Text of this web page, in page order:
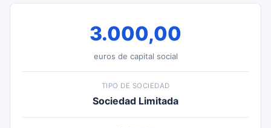
3.000,00
euros de capital social
TIPO DE SOCIEDAD
Sociedad Limitada